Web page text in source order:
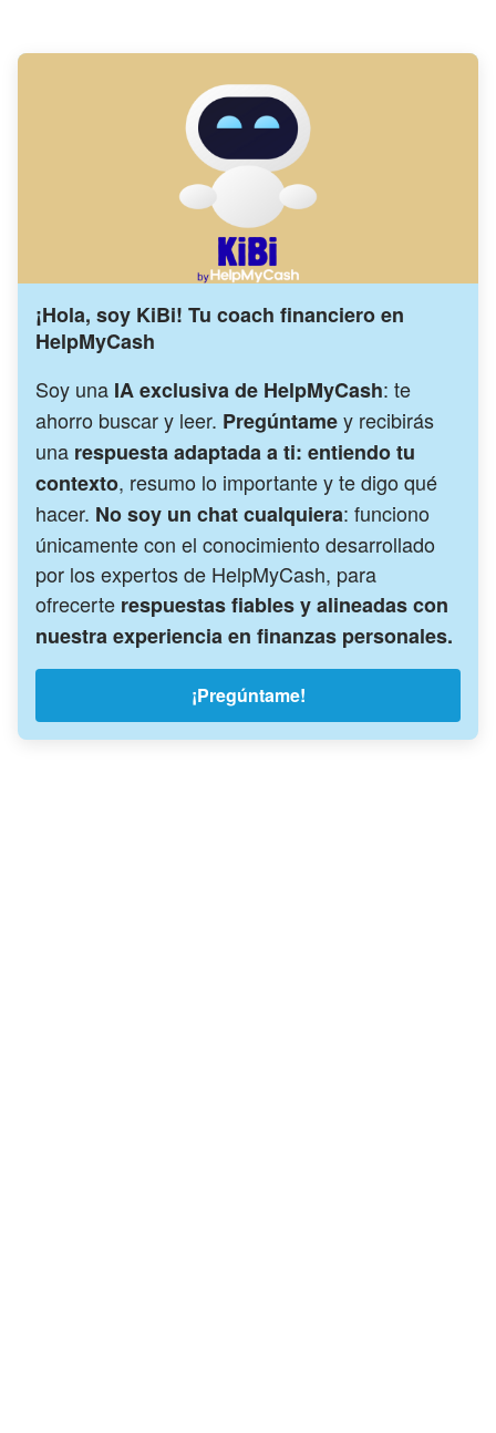
¡Hola, soy KiBi! Tu coach financiero en
HelpMyCash
Soy una IA exclusiva de HelpMyCash: te
ahorro buscar y leer. Pregúntamey recibirás
una respuesta adaptada a ti: entiendo tu
contexto, resumo lo importante y te digo qué
hacer. No soy un chat cualquiera: funciono
únicamente con el conocimiento desarrollado
por los expertos de HelpMyCash, para
ofrecerte respuestas fiables y alineadas con
nuestra experiencia en finanzas personales.
¡Pregúntame!